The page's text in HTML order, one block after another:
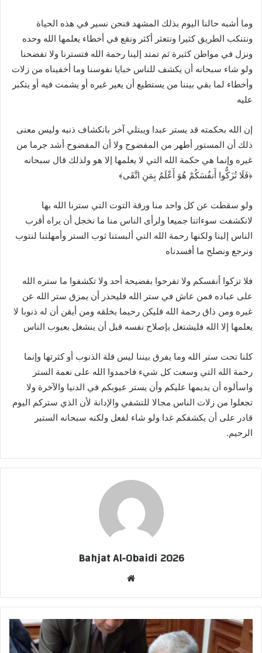
وما أشبه حالنا اليوم بذلك المشهد فنحن نسير في هذه الحياة
ونتنكب الطريق كثيرا ونتعثر أكثر ونقع في أخطاء يعلمها الله وحده
ونزل في مواطن كثيرة ثم تمتد إلينا رحمة الله فتسترنا ولا تفضحنا
ولو شاء سبحانه أن يكشف للناس خبايا نفوسنا وما أخفيناه من زلات
وأخطاء لما بقي بيننا من يستطيع أن يعير غيره أو يشمت فيه أو يتكبر
عليه
إن الله بحكمته قد يستر عبدا ويبتلي آخر بانكشاف ذنبه وليس معنى
ذلك أن المستور أطهر من المفضوح ولا أن المفضوح أشد جرما من
غيره وإنما هي حكمة الله التي لا يعلمها إلا هو ولذلك قال سبحانه
﴿فَلَا تُزَكُّوا أَنفُسَكُمْ هُوَ أَعْلَمُ بِمَنِ اتَّقَى﴾
ولو سقطت عن كل واحد منا ورقة التوت التي سترنا الله بها
لانكشفت سوءاتنا جميعا ولرأى الناس منا ما نخجل أن يراه أقرب
الناس إلينا ولكنها رحمة الله التي ألبستنا ثوب الستر وأمهلتنا لنتوب
ونرجع ونصلح ما أفسدناه
فلا تزكوا أنفسكم ولا تفرحوا بفضيحة أحد ولا تكشفوا ما ستره الله
على عباده فمن عاش في ستر الله فليحذر أن يمزق ستر الله عن
غيره ومن ذاق رحمة الله فليكن رحيما بخلقه ومن أيقن أن له ذنوبا لا
يعلمها إلا الله فليشتغل بإصلاح نفسه قبل أن ينشغل بعيوب الناس
كلنا تحت ستر الله وما يفرق بيننا ليس قلة الذنوب أو كثرتها وإنما
رحمة الله التي وسعت كل شيء فاحمدوا الله على نعمة الستر
واسألوه أن يديمها عليكم وأن يستر عيوبكم في الدنيا والآخرة ولا
تجعلوا من زلات الناس مجالا للتشفي والإدانة لأن الذي ستركم اليوم
قادر على أن يكشفكم غدا ولو شاء لفعل ولكنه سبحانه الستير
الرحيم.
Bahjat Al-Obaidi 2026